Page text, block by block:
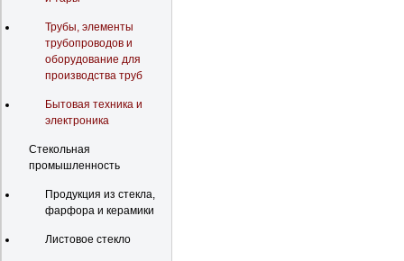
Трубы, элементы
трубопроводов и
оборудование для
производства труб
Бытовая техника и
электроника
Стекольная
промышленность
Продукция из стекла,
фарфора и керамики
Листовое стекло